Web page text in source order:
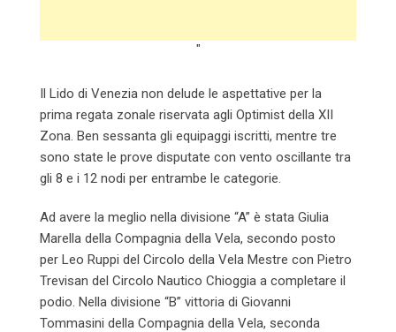
"
Il Lido di Venezia non delude le aspettative per la
prima regata zonale riservata agli Optimist della XII
Zona. Ben sessanta gli equipaggi iscritti, mentre tre
sono state le prove disputate con vento oscillante tra
gli 8 e i 12 nodi per entrambe le categorie.
Ad avere la meglio nella divisione “A” è stata Giulia
Marella della Compagnia della Vela, secondo posto
per Leo Ruppi del Circolo della Vela Mestre con Pietro
Trevisan del Circolo Nautico Chioggia a completare il
podio. Nella divisione “B” vittoria di Giovanni
Tommasini della Compagnia della Vela, seconda